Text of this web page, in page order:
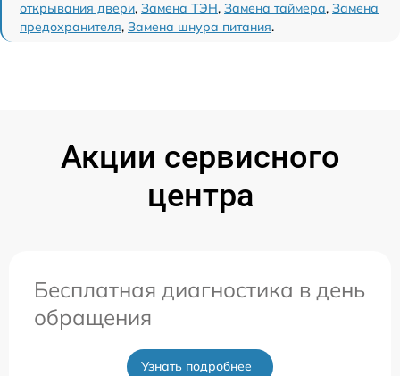
открывания двери, Замена ТЭН, Замена таймера, Замена
предохранителя, Замена шнура питания.
Акции сервисного
центра
Бесплатная диагностика в день
обращения
Узнать подробнее